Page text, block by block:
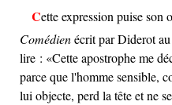
Cette expression puise son
Comédienécrit par Diderot au
lire :
Cette apostrophe me
parce que l'homme sensible,
lui objecte, perd la tête et ne